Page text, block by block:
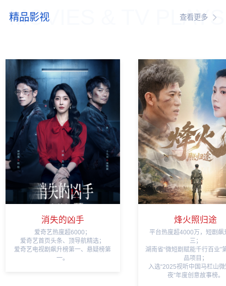
MOVIES & TV PLAYS
精品影视 查看更多
消失的凶手
爱奇艺热度超6000；
爱奇艺首页头条、顶导航精选；
爱奇艺电视剧飙升榜第一、悬疑榜第
一。
烽火照归途
平台热度超4000万，短剧飙
三；
湖南省“微短剧赋能千行百业”
品项目；
入选“2025视听中国马栏山
夜”年度创意故事榜。